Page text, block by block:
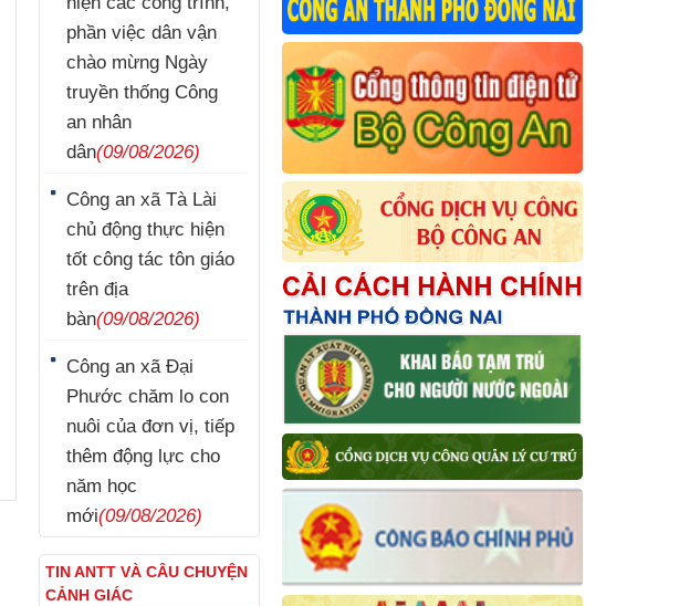
phần việc dân vận
chào mừng Ngày
truyền thống Công
an nhân
dân(09/08/2026)
Công an xã Tà Lài
chủ động thực hiện
tốt công tác tôn giáo
trên địa
bàn(09/08/2026)
Công an xã Đại
Phước chăm lo con
nuôi của đơn vị, tiếp
thêm động lực cho
năm học
mới(09/08/2026)
TIN ANTT VÀ CÂU CHUYỆN
CẢNH GIÁC